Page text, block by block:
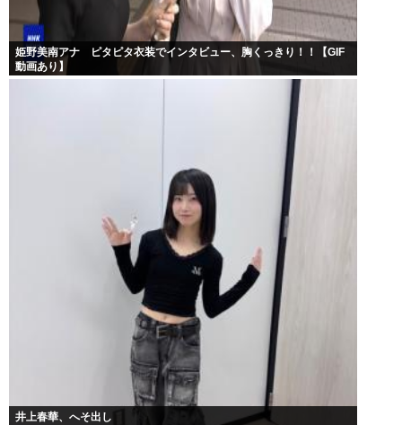
姫野美南アナ ピタピタ衣装でインタビュー、胸くっきり！！【GIF
動画あり】
井上春華、へそ出し